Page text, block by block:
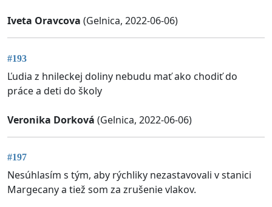
Iveta Oravcova (Gelnica, 2022-06-06)
#193
Ľudia z hnileckej doliny nebudu mať ako chodiť do
práce a deti do školy
Veronika Dorková (Gelnica, 2022-06-06)
#197
Nesúhlasím s tým, aby rýchliky nezastavovali v stanici
Margecany a tiež som za zrušenie vlakov.